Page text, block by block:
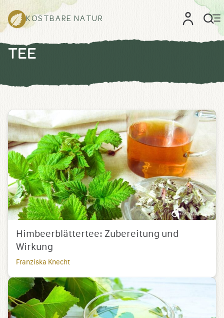
KOSTBARE NATUR
TEE
Himbeerblättertee: Zubereitung und
Wirkung
Franziska Knecht